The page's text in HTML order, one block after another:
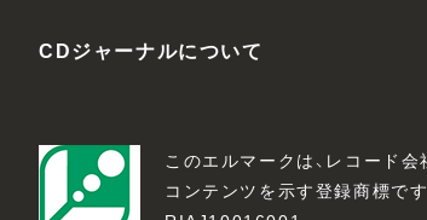
CDジャーナルについて
このエルマークは、レコード
コンテンツを示す登録商標です